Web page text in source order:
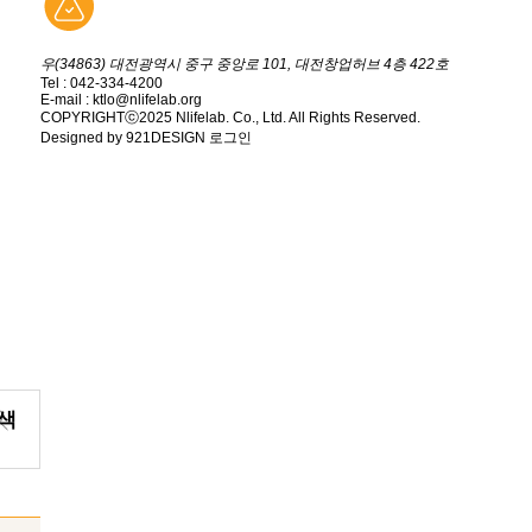
우(34863) 대전광역시 중구 중앙로 101, 대전창업허브 4층 422호
Tel : 042-334-4200
E-mail : ktlo@nlifelab.org
COPYRIGHTⓒ2025 Nlifelab. Co., Ltd. All Rights Reserved.
Designed by 921DESIGN 로그인